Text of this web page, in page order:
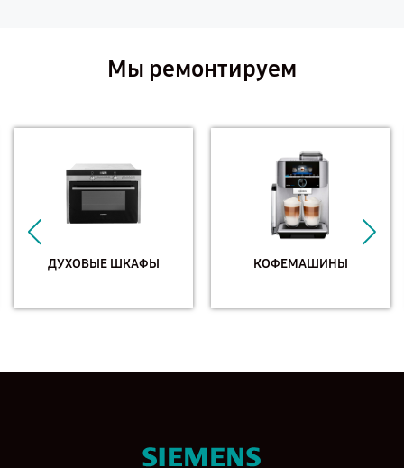
Мы ремонтируем
ДУХОВЫЕ ШКАФЫ КОФЕМАШИНЫ